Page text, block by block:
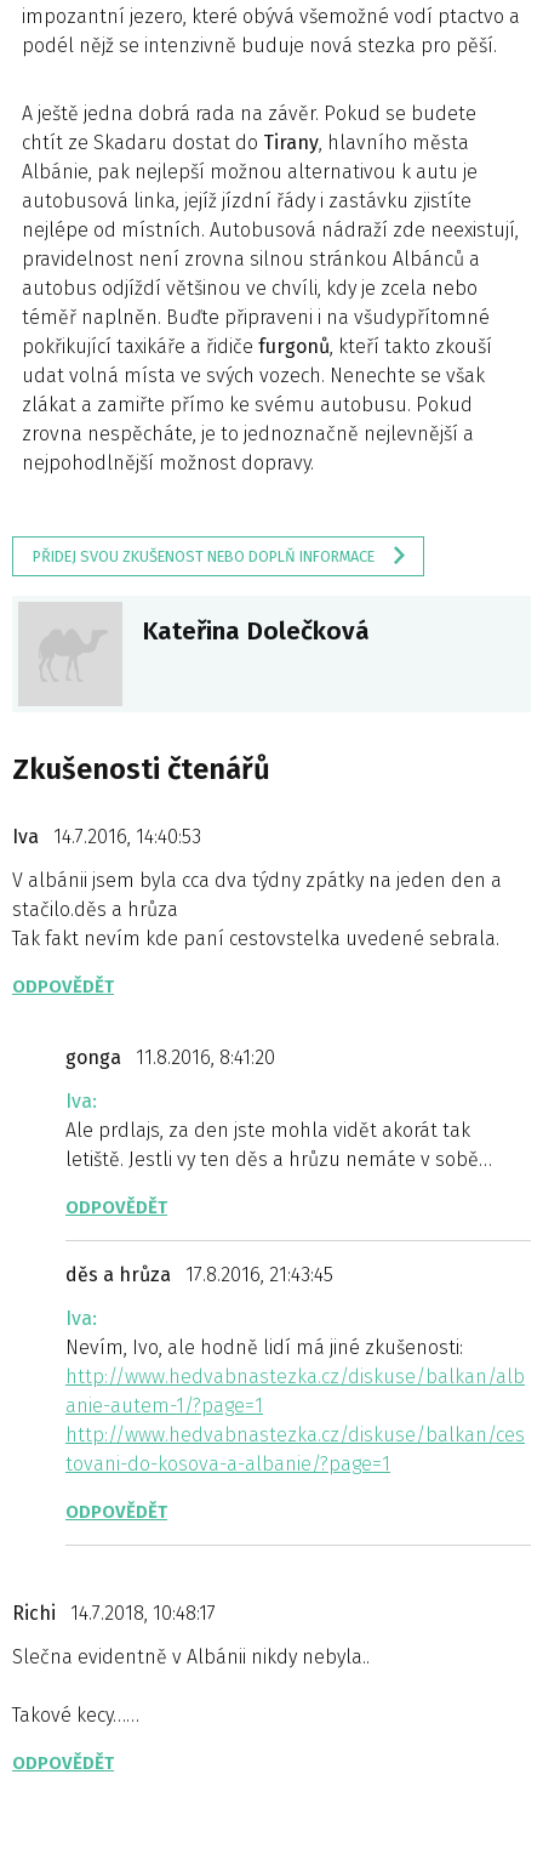
impozantní jezero, které obývá všemožné vodí ptactvo a
podél nějž se intenzivně buduje nová stezka pro pěší.
A ještě jedna dobrá rada na závěr. Pokud se budete
chtít ze Skadaru dostat do Tirany, hlavního města
Albánie, pak nejlepší možnou alternativou k autu je
autobusová linka, jejíž jízdní řády i zastávku zjistíte
nejlépe od místních. Autobusová nádraží zde neexistují,
pravidelnost není zrovna silnou stránkou Albánců a
autobus odjíždí většinou ve chvíli, kdy je zcela nebo
téměř naplněn. Buďte připraveni i na všudypřítomné
pokřikující taxikáře a řidiče furgonů, kteří takto zkouší
udat volná místa ve svých vozech. Nenechte se však
zlákat a zamiřte přímo ke svému autobusu. Pokud
zrovna nespěcháte, je to jednoznačně nejlevnější a
nejpohodlnější možnost dopravy.
PŘIDEJ SVOU ZKUŠENOST NEBO DOPLŇ INFORMACE
Kateřina Dolečková
Zkušenosti čtenářů
Iva
14.7.2016, 14:40:53
V albánii jsem byla cca dva týdny zpátky na jeden den a
stačilo.děs a hrůza
Tak fakt nevím kde paní cestovstelka uvedené sebrala.
ODPOVĚDĚT
gonga
11.8.2016, 8:41:20
Iva:
Ale prdlajs, za den jste mohla vidět akorát tak
letiště. Jestli vy ten děs a hrůzu nemáte v sobě…
ODPOVĚDĚT
děs a hrůza
17.8.2016, 21:43:45
Iva:
Nevím, Ivo, ale hodně lidí má jiné zkušenosti:
http://www.hedvabnastezka.cz/diskuse/balkan/alb
anie-autem-1/?page=1
http://www.hedvabnastezka.cz/diskuse/balkan/ces
tovani-do-kosova-a-albanie/?page=1
ODPOVĚDĚT
Richi
14.7.2018, 10:48:17
Slečna evidentně v Albánii nikdy nebyla..
Takové kecy……
ODPOVĚDĚT